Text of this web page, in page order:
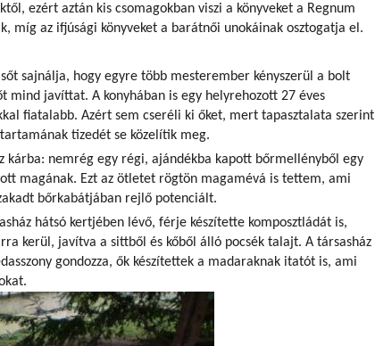
ezért aztán kis csomagokban viszi a könyveket a Regnum
míg az ifjúsági könyveket a barátnői unokáinak osztogatja el.
sajnálja, hogy egyre több mesterember kényszerül a bolt
mind javíttat. A konyhában is egy helyrehozott 27 éves
fiatalabb. Azért sem cseréli ki őket, mert tapasztalata szerint
tizedét se közelítik meg.
kárba: nemrég egy régi, ajándékba kapott bőrmellényből egy
magának. Ezt az ötletet rögtön magamévá is tettem, ami
bőrkabátjában rejlő potenciált.
hátsó kertjében lévő, férje készítette komposztládát is,
kerül, javítva a sittből és kőből álló pocsék talajt. A társasház
gondozza, ők készítettek a madaraknak itatót is, ami